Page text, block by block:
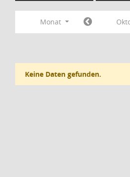
Monat
Keine Daten gefunden.